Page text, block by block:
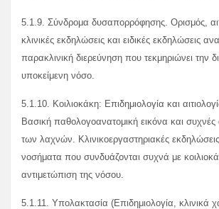
5.1.9. Σύνδρομα δυσαπορρόφησης. Ορισμός,
κλινικές εκδηλώσεις και ειδικές εκδηλώσεις
παρακλινική διερεύνηση που τεκμηριώνει την
υποκείμενη νόσο.
5.1.10. Κοιλιοκάκη: Επιδημιολογία και
Βασική παθολογοανατομική εικόνα και συχνές
των λαχνών. Κλινικοεργαστηριακές
νοσήματα που συνδυάζονται συχνά με
αντιμετώπιση της νόσου.
5.1.11. Υπολακτασία (Επιδημιολογία, κλινικά